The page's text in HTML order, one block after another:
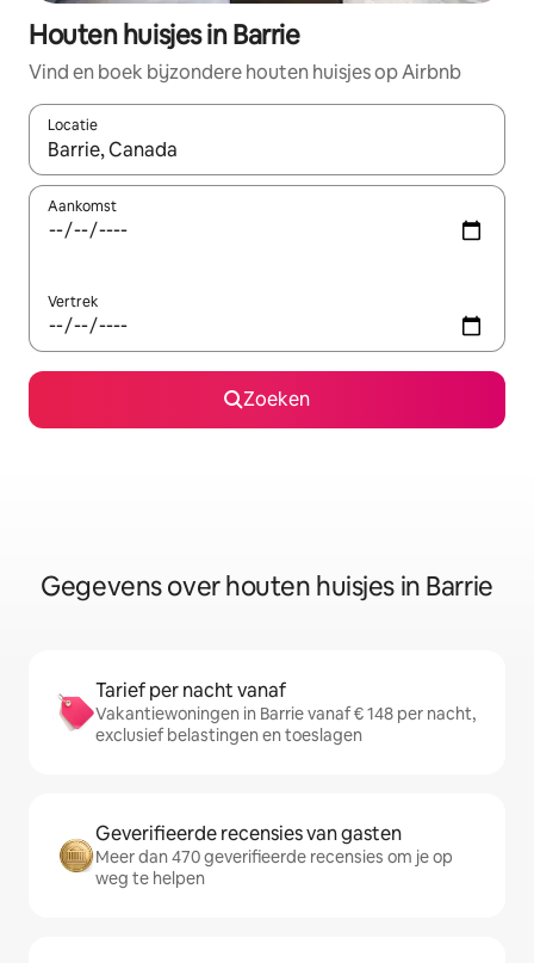
Houten huisjes in Barrie
Vind en boek bijzondere houten huisjes op Airbnb
Locatie
Wanneer er resultaten beschikbaar zijn, maak je een keuze
Aankomst
Vertrek
Zoeken
Gegevens over houten huisjes in Barrie
Tarief per nacht vanaf
Vakantiewoningen in Barrie vanaf € 148 per nacht,
exclusief belastingen en toeslagen
Geverifieerde recensies van gasten
Meer dan 470 geverifieerde recensies om je op
weg te helpen